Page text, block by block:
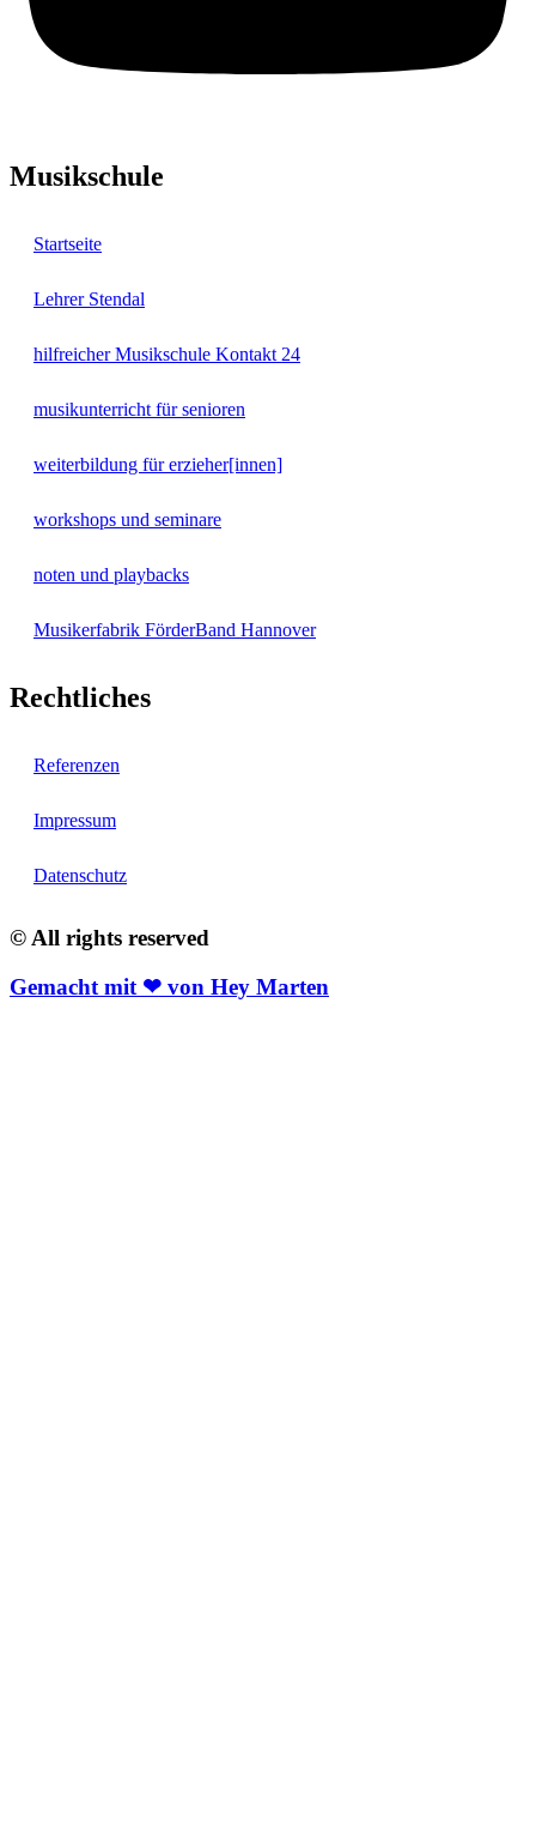
Musikschule
Startseite
Lehrer Stendal
hilfreicher Musikschule Kontakt 24
musikunterricht für senioren
weiterbildung für erzieher[innen]
workshops und seminare
noten und playbacks
Musikerfabrik FörderBand Hannover
Rechtliches
Referenzen
Impressum
Datenschutz
© All rights reserved
Gemacht mit ❤ von Hey Marten